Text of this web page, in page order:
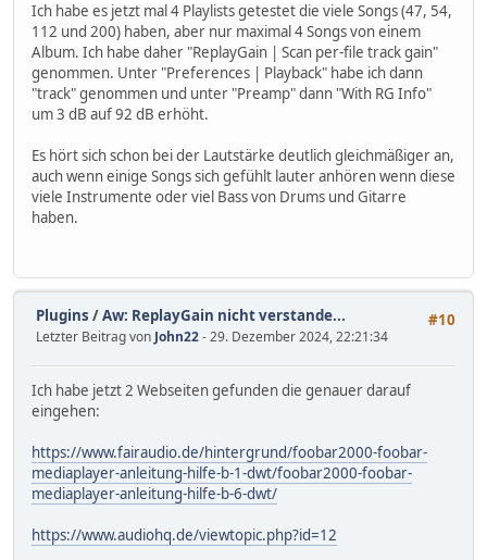
Ich habe es jetzt mal 4 Playlists getestet die viele Songs (47, 54,
112 und 200) haben, aber nur maximal 4 Songs von einem
Album. Ich habe daher "ReplayGain | Scan per-file track gain"
genommen. Unter "Preferences | Playback" habe ich dann
"track" genommen und unter "Preamp" dann "With RG Info"
um 3 dB auf 92 dB erhöht.
Es hört sich schon bei der Lautstärke deutlich gleichmäßiger an,
auch wenn einige Songs sich gefühlt lauter anhören wenn diese
viele Instrumente oder viel Bass von Drums und Gitarre
haben.
#10
Plugins /Aw: ReplayGain nicht verstande...
Letzter Beitrag von John22- 29. Dezember 2024, 22:21:34
Ich habe jetzt 2 Webseiten gefunden die genauer darauf
eingehen:
https://www.fairaudio.de/hintergrund/foobar2000-foobar-
mediaplayer-anleitung-hilfe-b-1-dwt/foobar2000-foobar-
mediaplayer-anleitung-hilfe-b-6-dwt/
https://www.audiohq.de/viewtopic.php?id=12